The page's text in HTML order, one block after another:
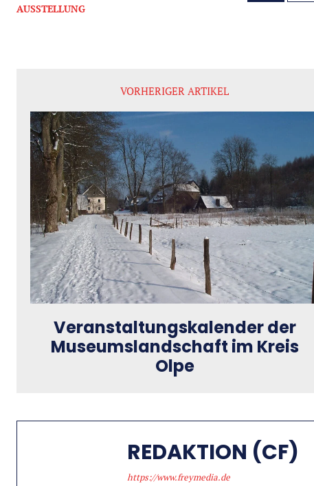
AUSSTELLUNG
VORHERIGER ARTIKEL
Veranstaltungskalender der
Museumslandschaft im Kreis
Olpe
REDAKTION (CF)
https://www.freymedia.de